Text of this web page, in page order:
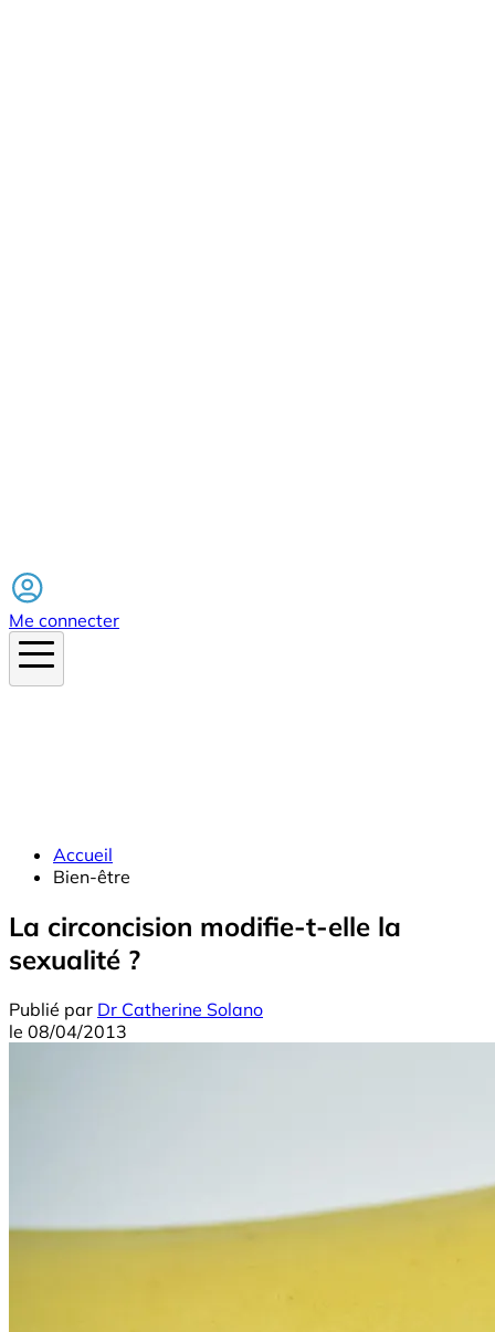
Me connecter
Accueil
Bien-être
La circoncision modifie-t-elle la
sexualité ?
Publié par Dr Catherine Solano
le 08/04/2013